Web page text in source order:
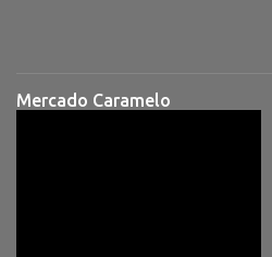
Mercado Caramelo